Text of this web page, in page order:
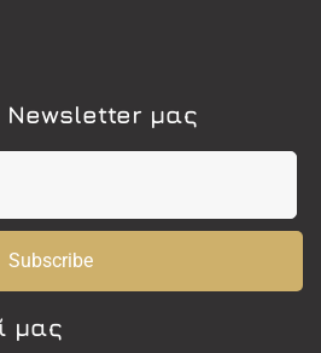
Newsletter μας
Subscribe
μας